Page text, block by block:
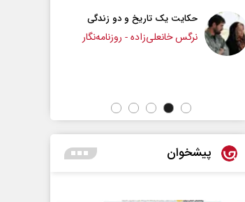
چرایی عقب‌نشینی ترامپ؟
پیشخوان